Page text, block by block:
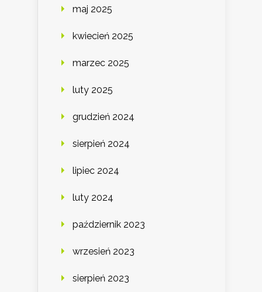
maj 2025
kwiecień 2025
marzec 2025
luty 2025
grudzień 2024
sierpień 2024
lipiec 2024
luty 2024
październik 2023
wrzesień 2023
sierpień 2023